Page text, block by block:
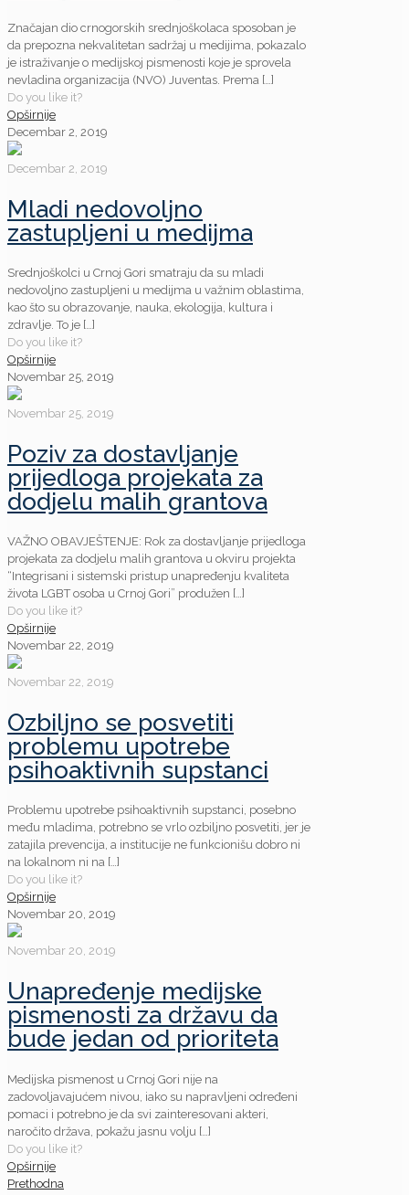
Značajan dio crnogorskih srednjoškolaca sposoban je
da prepozna nekvalitetan sadržaj u medijima, pokazalo
je istraživanje o medijskoj pismenosti koje je sprovela
nevladina organizacija (NVO) Juventas. Prema […]
Do you like it?
Opširnije
Decembar 2, 2019
Decembar 2, 2019
Mladi nedovoljno
zastupljeni u medijma
Srednjoškolci u Crnoj Gori smatraju da su mladi
nedovoljno zastupljeni u medijma u važnim oblastima,
kao što su obrazovanje, nauka, ekologija, kultura i
zdravlje. To je […]
Do you like it?
Opširnije
Novembar 25, 2019
Novembar 25, 2019
Poziv za dostavljanje
prijedloga projekata za
dodjelu malih grantova
VAŽNO OBAVJEŠTENJE: Rok za dostavljanje prijedloga
projekata za dodjelu malih grantova u okviru projekta
“Integrisani i sistemski pristup unapređenju kvaliteta
života LGBT osoba u Crnoj Gori” produžen […]
Do you like it?
Opširnije
Novembar 22, 2019
Novembar 22, 2019
Ozbiljno se posvetiti
problemu upotrebe
psihoaktivnih supstanci
Problemu upotrebe psihoaktivnih supstanci, posebno
među mladima, potrebno se vrlo ozbiljno posvetiti, jer je
zatajila prevencija, a institucije ne funkcionišu dobro ni
na lokalnom ni na […]
Do you like it?
Opširnije
Novembar 20, 2019
Novembar 20, 2019
Unapređenje medijske
pismenosti za državu da
bude jedan od prioriteta
Medijska pismenost u Crnoj Gori nije na
zadovoljavajućem nivou, iako su napravljeni određeni
pomaci i potrebno je da svi zainteresovani akteri,
naročito država, pokažu jasnu volju […]
Do you like it?
Opširnije
Prethodna